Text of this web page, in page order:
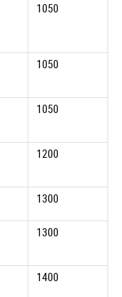
1050
1050
1050
1200
1300
1300
1400